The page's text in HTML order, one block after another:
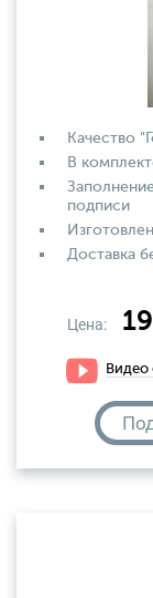
Качество
В
подписи
Доставка
Цена:
Видео